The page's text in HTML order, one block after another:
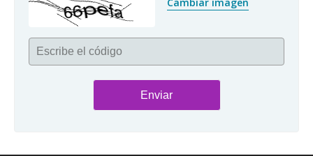
Escribe el código